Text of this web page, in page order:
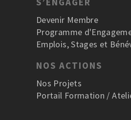
Devenir Membre
Programme
Emplois, Stages et
NOS ACTIONS
Nos Projets
Portail Formation /